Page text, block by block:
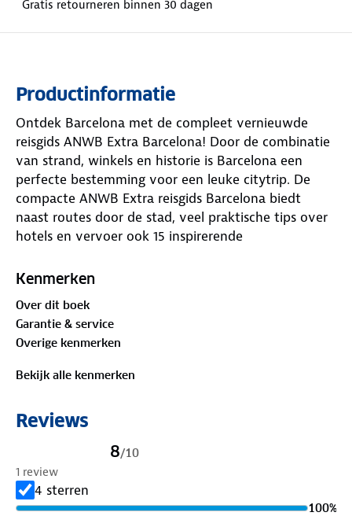
Gratis retourneren binnen 30 dagen
Productinformatie
Ontdek Barcelona met de compleet vernieuwde
reisgids ANWB Extra Barcelona! Door de combinatie
van strand, winkels en historie is Barcelona een
perfecte bestemming voor een leuke citytrip. De
compacte ANWB Extra reisgids Barcelona biedt
naast routes door de stad, veel praktische tips over
hotels en vervoer ook 15 inspirerende
mag missen. Naast een bezoek aan de niet te missen
markt met haar overvloed aan tapas, groenten,
fruit, kaas, vis en vlees. Of ga kunst kijken in de
bruisende wijk El Born. Deze kleine reisgids past
gemakkelijk in de handtas en heeft een handige
de succesvolste reisgidsenserie van Nederland! Met
al meer dan 6 miljoen compacte gidsen verkocht,
biedt deze serie een reisgids voor nagenoeg iedere
denkbare bestemming.
Kenmerken
Over dit boek
Garantie & service
Overige kenmerken
Bekijk alle kenmerken
Reviews
8/10
1 review
4 sterren
100%